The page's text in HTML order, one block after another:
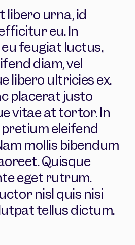
libero urna, id
eu. In
feugiat luctus,
diam, vel
libero ultricies ex.
placerat justo
vitae at tortor. In
eleifend
mollis bibendum
Quisque
eget rutrum.
nisl quis nisi
tellus dictum.